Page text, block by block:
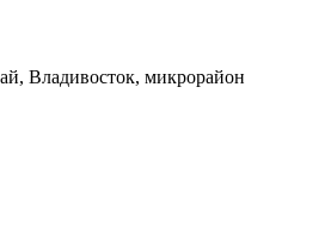
Владивосток, микрорайон